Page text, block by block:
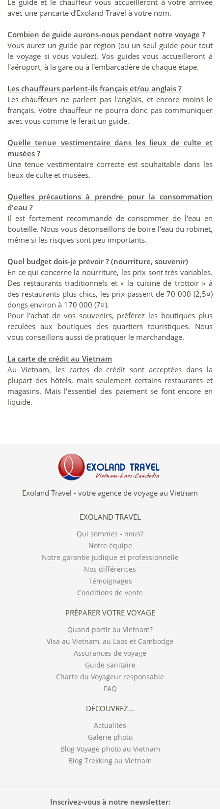
Le guide et le chauffeur vous accueilleront à votre arrivée
avec une pancarte d’Exoland Travel à votre nom.
Combien de guide aurons-nous pendant notre voyage ?
Vous aurez un guide par région (ou un seul guide pour tout
le voyage si vous voulez). Vos guides vous accueilleront à
l'aéroport, à la gare ou à l'embarcadère de chaque étape.
Les chauffeurs parlent-ils français et/ou anglais ?
Les chauffeurs ne parlent pas l'anglais, et encore moins le
français. Votre chauffeur ne pourra donc pas communiquer
avec vous comme le ferait un guide.
Quelle tenue vestimentaire dans les lieux de culte et
musées ?
Une tenue vestimentaire correcte est souhaitable dans les
lieux de culte et musées.
Quelles précautions à prendre pour la consommation
d'eau ?
Il est fortement recommandé de consommer de l'eau en
bouteille. Nous vous déconseillons de boire l'eau du robinet,
même si les risques sont peu importants.
Quel budget dois-je prévoir ? (nourriture, souvenir)
En ce qui concerne la nourriture, les prix sont très variables.
Des restaurants traditionnels et « la cuisine de trottoir » à
des restaurants plus chics, les prix passent de 70 000 (2,5¤)
dongs environ à 170 000 (7¤).
Pour l'achat de vos souvenirs, préférez les boutiques plus
reculées aux boutiques des quartiers touristiques. Nous
vous conseillons aussi de pratiquer le marchandage.
La carte de crédit au Vietnam
Au Vietnam, les cartes de crédit sont acceptées dans la
plupart des hôtels, mais seulement certains restaurants et
magasins. Mais l'essentiel des paiement se font encore en
liquide.
Exoland Travel - votre agence de voyage au Vietnam
EXOLAND TRAVEL
Qui sommes - nous?
Notre équipe
Notre garantie judique et professionnelle
Nos différences
Témoignages
Conditions de vente
PRÉPARER VOTRE VOYAGE
Quand partir au Vietnam?
Visa au Vietnam, au Laos et Cambodge
Assurances de voyage
Guide sanitaire
Charte du Voyageur responsable
FAQ
DÉCOUVREZ...
Actualités
Galerie photo
Blog Voyage photo au Vietnam
Blog Trekking au Vietnam
Inscrivez-vous à notre newsletter: